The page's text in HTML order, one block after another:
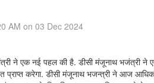
AM on 03 Dec 2024
ने एक नई पहल की है. डीसी मंजूनाथ भजंत्री ने
प्राप्त करेगा. डीसी मंजूनाथ भजन्त्री ने आज